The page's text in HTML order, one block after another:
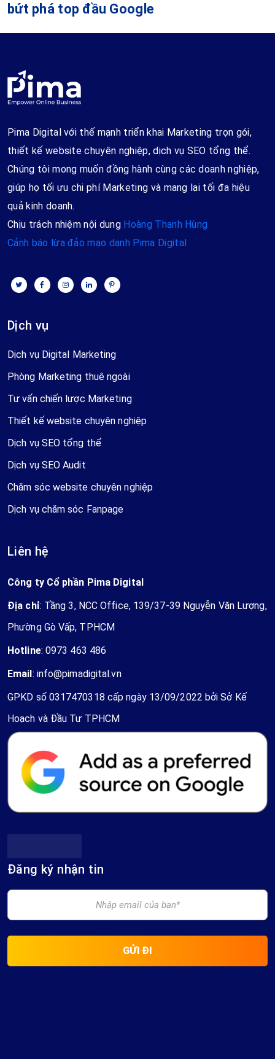
bứt phá top đầu Google
Pima Digital với thế mạnh triển khai Marketing trọn gói,
thiết kế website chuyên nghiệp, dịch vụ SEO tổng thể.
Chúng tôi mong muốn đồng hành cùng các doanh nghiệp,
giúp họ tối ưu chi phí Marketing và mang lại tối đa hiệu
quả kinh doanh.
Chịu trách nhiệm nội dung Hoàng Thanh Hùng
Cảnh báo lừa đảo mạo danh Pima Digital
Dịch vụ
Dịch vụ Digital Marketing
Phòng Marketing thuê ngoài
Tư vấn chiến lược Marketing
Thiết kế website chuyên nghiệp
Dịch vụ SEO tổng thể
Dịch vụ SEO Audit
Chăm sóc website chuyên nghiệp
Dịch vụ chăm sóc Fanpage
Liên hệ
Công ty Cổ phần Pima Digital
Địa chỉ: Tầng 3, NCC Office, 139/37-39 Nguyễn Văn Lượng,
Phường Gò Vấp, TPHCM
Hotline: 0973 463 486
Email: info@pimadigital.vn
GPKD số 0317470318 cấp ngày 13/09/2022 bởi Sở Kế
Hoạch và Đầu Tư TPHCM
Đăng ký nhận tin